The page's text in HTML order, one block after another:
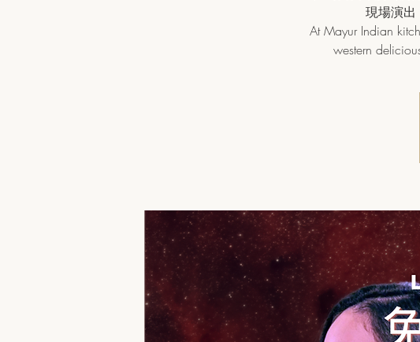
現場演出
At Mayur Indian
western